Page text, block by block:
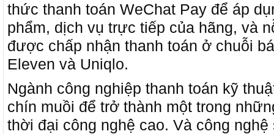
thức thanh toán WeChat Pay để áp
phẩm, dịch vụ trực tiếp của hãng, và
được chấp nhận thanh toán ở chuỗi
Eleven và Uniqlo.
Ngành công nghiệp thanh toán kỹ
chín muồi để trở thành một trong
thời đại công nghệ cao. Và công